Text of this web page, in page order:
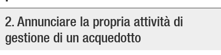
2. Annunciare la propria attività di
gestione di un acquedotto